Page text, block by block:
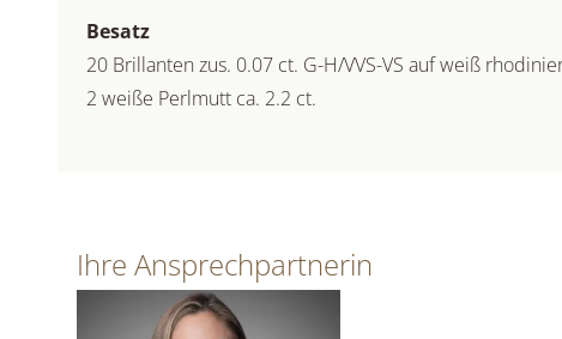
Besatz
20 Brillanten zus. 0.07 ct. G-H/VVS-VS auf weiß
2 weiße Perlmutt ca. 2.2 ct.
Ihre Ansprechpartnerin